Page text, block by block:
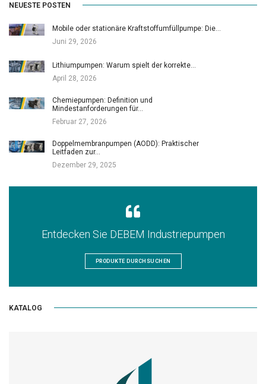
NEUESTE POSTEN
Mobile oder stationäre Kraftstoffumfüllpumpe: Die…
Juni 29, 2026
Lithiumpumpen: Warum spielt der korrekte…
April 28, 2026
Chemiepumpen: Definition und
Mindestanforderungen für…
Februar 27, 2026
Doppelmembranpumpen (AODD): Praktischer
Leitfaden zur…
Dezember 29, 2025
Entdecken Sie DEBEM Industriepumpen
PRODUKTE DURCHSUCHEN
KATALOG